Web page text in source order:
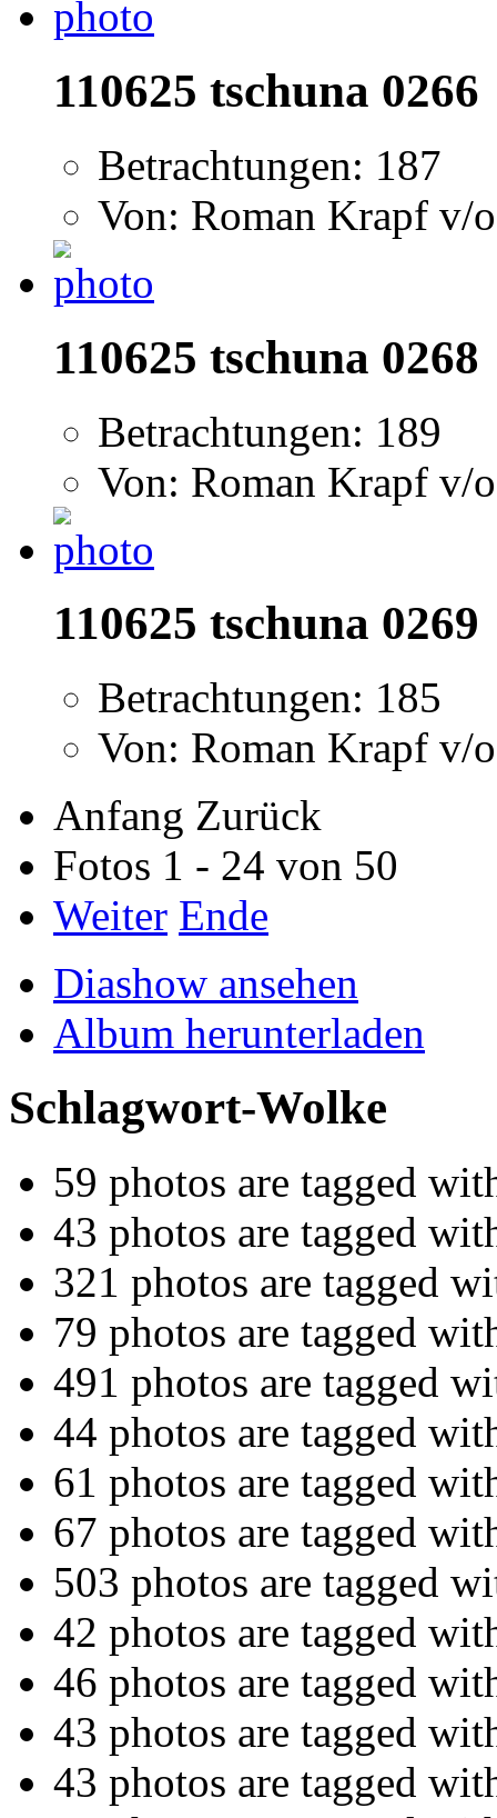
110625 tschuna 0266
Betrachtungen: 187
Von: Roman Krapf v/
110625 tschuna 0268
Betrachtungen: 189
Von: Roman Krapf v/
110625 tschuna 0269
Betrachtungen: 185
Von: Roman Krapf v/
Anfang Zurück
Fotos 1 - 24 von 50
Weiter Ende
Diashow ansehen
Album herunterladen
Schlagwort-Wolke
59 photos are tagged
43 photos are tagged
321 photos are tagged
79 photos are tagged
491 photos are tagged
44 photos are tagged
61 photos are tagged
67 photos are tagged
503 photos are tagged
42 photos are tagged
46 photos are tagged
43 photos are tagged
43 photos are tagged